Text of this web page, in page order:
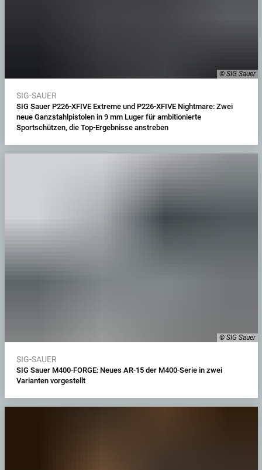
© SIG Sauer
SIG-SAUER
SIG Sauer P226-XFIVE Extreme und P226-XFIVE Nightmare: Zwei
neue Ganzstahlpistolen in 9 mm Luger für ambitionierte
Sportschützen, die Top-Ergebnisse anstreben
© SIG Sauer
SIG-SAUER
SIG Sauer M400-FORGE: Neues AR-15 der M400-Serie in zwei
Varianten vorgestellt